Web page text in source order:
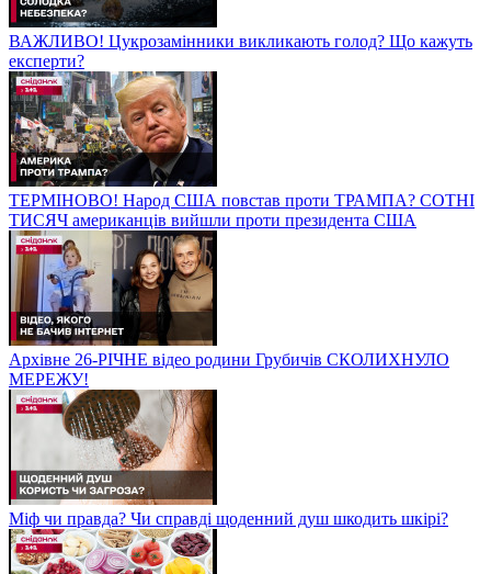
ВАЖЛИВО! Цукрозамінники викликають голод? Що кажуть
експерти?
ТЕРМІНОВО! Народ США повстав проти ТРАМПА? СОТНІ
ТИСЯЧ американців вийшли проти президента США
Архівне 26-РІЧНЕ відео родини Грубичів СКОЛИХНУЛО
МЕРЕЖУ!
Міф чи правда? Чи справді щоденний душ шкодить шкірі?